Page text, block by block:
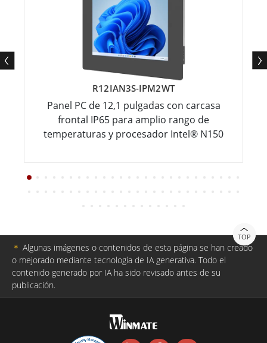
R12IAN3S-IPM2WT
Panel PC de 12,1 pulgadas con carcasa
frontal IP65 para amplio rango de
temperaturas y procesador Intel® N150
TOP
＊ Algunas imágenes o contenidos de esta página se han creado
o mejorado mediante tecnología de IA generativa. Todo el
contenido generado por IA ha sido revisado antes de su
publicación.